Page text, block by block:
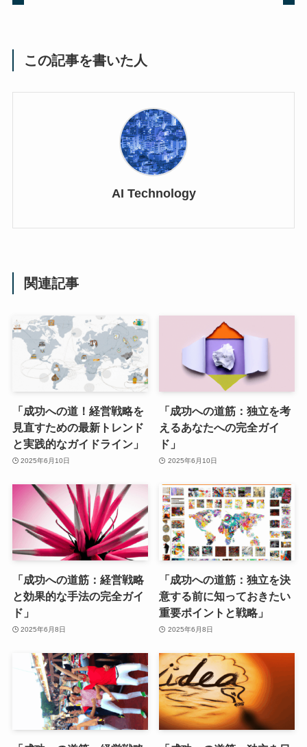
この記事を書いた人
AI Technology
関連記事
「成功への道！経営戦略を
見直すための最新トレンド
と実践的なガイドライン」
2025年6月10日
「成功への道筋：独立を考
えるあなたへの完全ガイ
ド」
2025年6月10日
「成功への道筋：経営戦略
と効果的な手法の完全ガイ
ド」
2025年6月8日
「成功への道筋：独立を決
意する前に知っておきたい
重要ポイントと戦略」
2025年6月8日